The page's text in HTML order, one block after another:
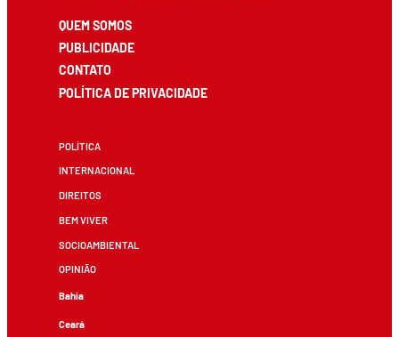
QUEM SOMOS
PUBLICIDADE
CONTATO
POLÍTICA DE PRIVACIDADE
POLÍTICA
INTERNACIONAL
DIREITOS
BEM VIVER
SOCIOAMBIENTAL
OPINIÃO
Bahia
Ceará